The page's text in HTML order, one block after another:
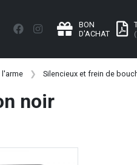
BON
D'ACHAT
l'arme Silencieux et frein de
noir